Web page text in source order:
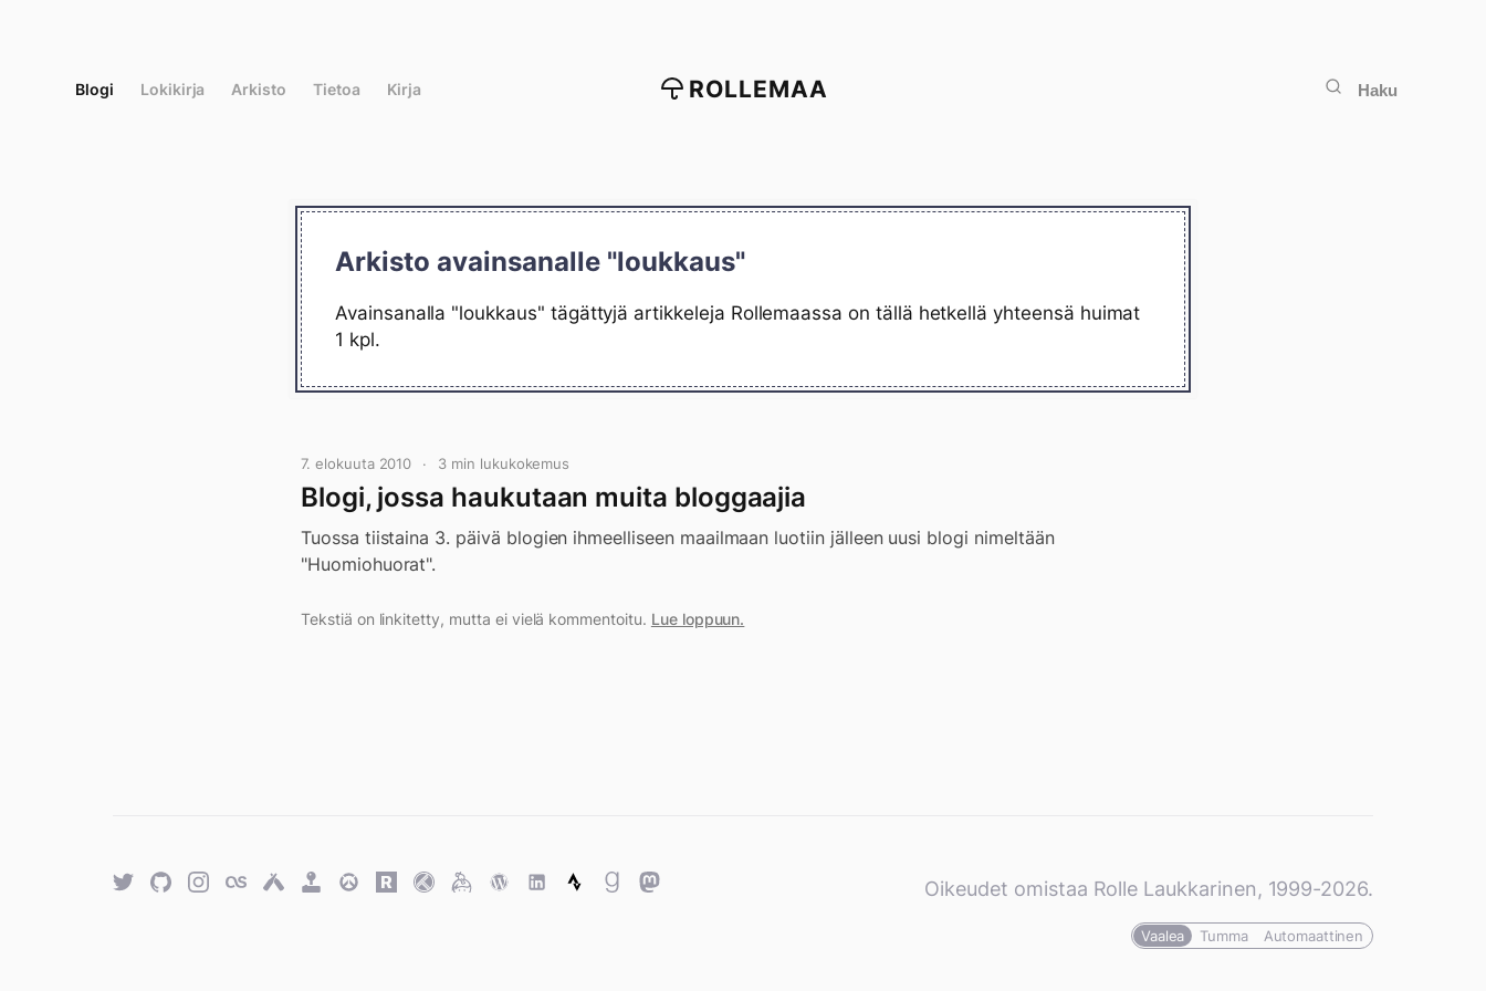
Blogi Lokikirja Arkisto Tietoa Kirja ROLLEMAA Haku
Arkisto avainsanalle "loukkaus"
Avainsanalla "loukkaus" tägättyjä artikkeleja Rollemaassa on tällä hetkellä yhteensä huimat
1 kpl.
7. elokuuta 2010 3 min lukukokemus
Blogi, jossa haukutaan muita bloggaajia
Tuossa tiistaina 3. päivä blogien ihmeelliseen maailmaan luotiin jälleen uusi blogi nimeltään
"Huomiohuorat".
Tekstiä on linkitetty, mutta ei vielä kommentoitu. Lue loppuun.
TwitterGitHubTwitterLast.fmUntappd
RetroOverwatch
Rawg.ioTraktKeybaseWordPress
WordPress
StravaGoodreads
Mastodon Oikeudet omistaa Rolle Laukkarinen, 1999-2026.
Vaalea Tumma Automaattinen